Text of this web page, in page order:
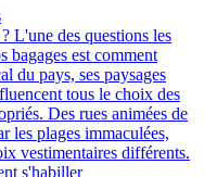
L'une des questions les
bagages est comment
du pays, ses paysages
tous le choix des
Des rues animées de
les plages immaculées,
vestimentaires différents.
s'habiller